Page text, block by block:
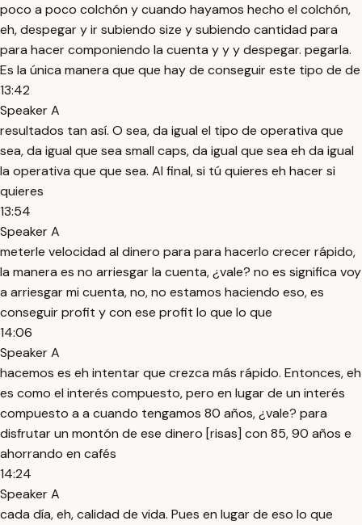
poco a poco colchón y cuando hayamos hecho el colchón,
eh, despegar y ir subiendo size y subiendo cantidad para
para hacer componiendo la cuenta y y y despegar. pegarla.
Es la única manera que que hay de conseguir este tipo de de
13:42
Speaker A
resultados tan así. O sea, da igual el tipo de operativa que
sea, da igual que sea small caps, da igual que sea eh da igual
la operativa que que sea. Al final, si tú quieres eh hacer si
quieres
13:54
Speaker A
meterle velocidad al dinero para para hacerlo crecer rápido,
la manera es no arriesgar la cuenta, ¿vale? no es significa voy
a arriesgar mi cuenta, no, no estamos haciendo eso, es
conseguir profit y con ese profit lo que lo que
14:06
Speaker A
hacemos es eh intentar que crezca más rápido. Entonces, eh
es como el interés compuesto, pero en lugar de un interés
compuesto a a cuando tengamos 80 años, ¿vale? para
disfrutar un montón de ese dinero [risas] con 85, 90 años e
ahorrando en cafés
14:24
Speaker A
cada día, eh, calidad de vida. Pues en lugar de eso lo que